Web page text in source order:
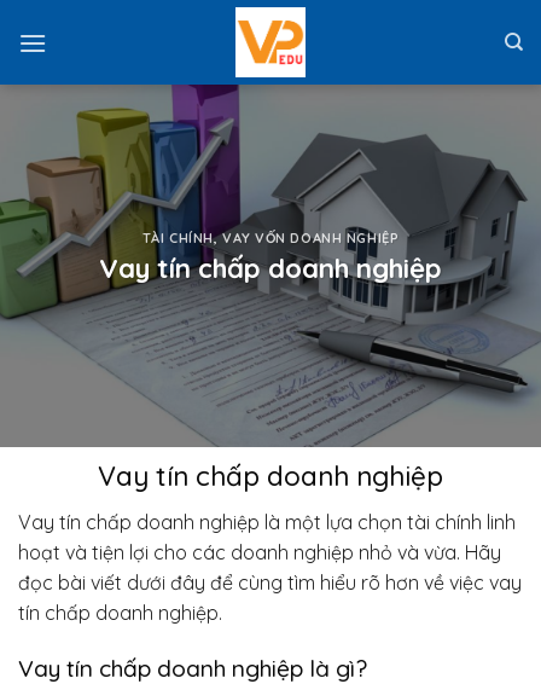
TÀI CHÍNH,VAY VỐN DOANH NGHIỆP
Vay tín chấp doanh nghiệp
Vay tín chấp doanh nghiệp
Vay tín chấp doanh nghiệp là một lựa chọn tài chính linh
hoạt và tiện lợi cho các doanh nghiệp nhỏ và vừa. Hãy
đọc bài viết dưới đây để cùng tìm hiểu rõ hơn về việc vay
tín chấp doanh nghiệp.
Vay tín chấp doanh nghiệp là gì?